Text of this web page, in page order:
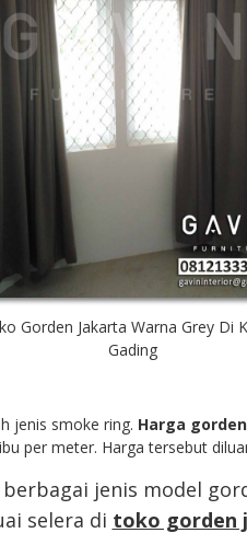
Gorden Jakarta Warna Grey Di
Gading
jenis smoke ring. Harga gorden
per meter. Harga tersebut
berbagai jenis model
selera di toko gorden